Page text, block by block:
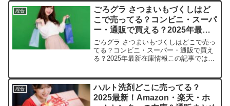
に紹介します。旅行好きの皆さん、きっ
と役立つはずです...
総合
ごろグラ さつまいもづくしはど
こで売ってる？コンビニ・スーパ
ー・通販で買える？2025年最新
在庫情報
ごろグラ さつまいもづくしはどこで売っ
てる？コンビニ・スーパー・通販で買え
る？2025年最新在庫情報この記事では、
所などを手短に紹介します。さつまいも
好きの皆さん、きっ...
総合
ハルト洗剤どこに売ってる？
2025最新！Amazon・楽天・ホ